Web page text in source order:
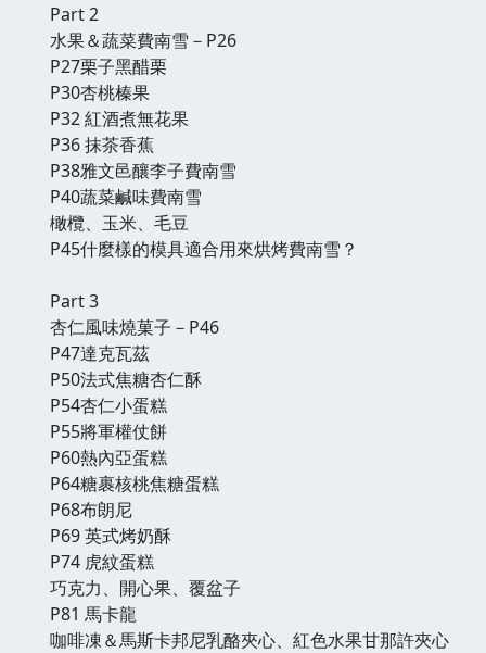
Part 2
水果＆蔬菜費南雪－P26
P27栗子黑醋栗
P30杏桃榛果
P32 紅酒煮無花果
P36 抹茶香蕉
P38雅文邑釀李子費南雪
P40蔬菜鹹味費南雪
橄欖、玉米、毛豆
P45什麼樣的模具適合用來烘烤費南雪？
Part 3
杏仁風味燒菓子－P46
P47達克瓦茲
P50法式焦糖杏仁酥
P54杏仁小蛋糕
P55將軍權仗餅
P60熱內亞蛋糕
P64糖裹核桃焦糖蛋糕
P68布朗尼
P69 英式烤奶酥
P74 虎紋蛋糕
巧克力、開心果、覆盆子
P81 馬卡龍
咖啡凍＆馬斯卡邦尼乳酪夾心、紅色水果甘那許夾心